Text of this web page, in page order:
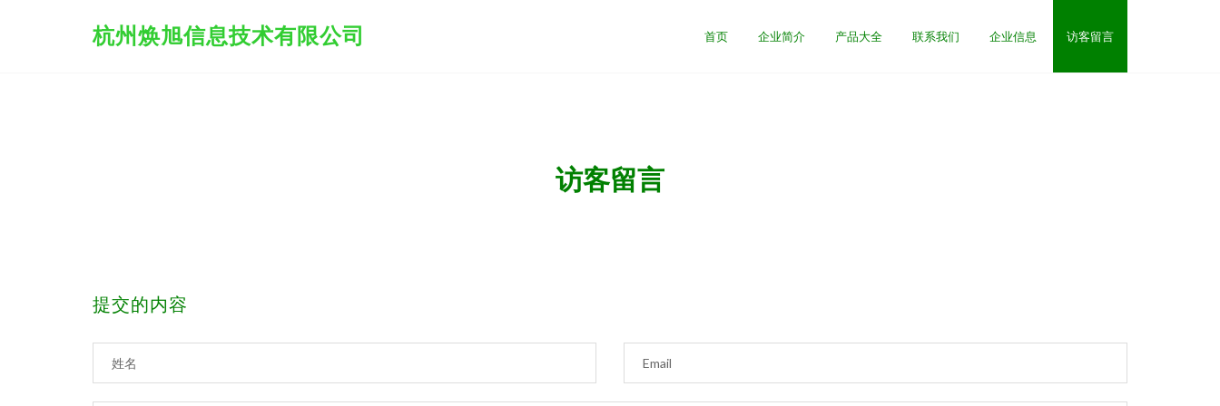
杭州焕旭信息技术有限公司 首页 企业简介 产品大全 联系我们 企业信息 访客留言
访客留言
提交的内容